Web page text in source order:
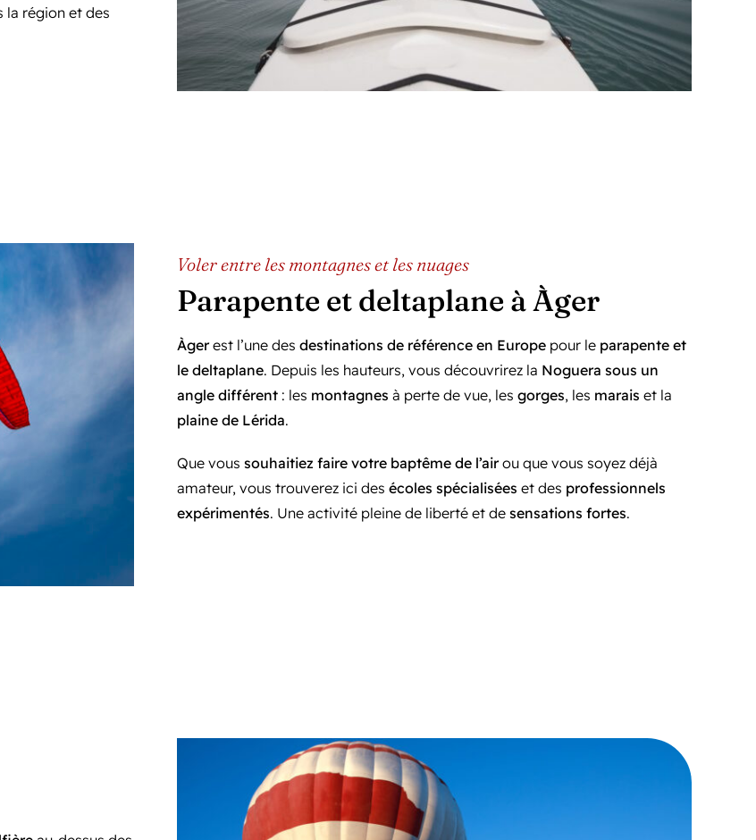
la région et des
Voler entre les montagnes et les nuages
Parapente et deltaplane à Àger
Àgerest l’une des destinations de référence en Europepour le parapente et
le deltaplane. Depuis les hauteurs, vous découvrirez la Noguera sous un
angle différent: les montagnes à perte de vue, les gorges, les marais et la
plaine de Lérida.
Que vous souhaitiez faire votre baptême de l’airou que vous soyez déjà
amateur, vous trouverez ici des écoles spécialisées et des professionnels
expérimentés. Une activité pleine de liberté et de sensations fortes.